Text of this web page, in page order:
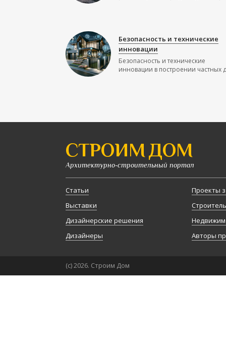
Безопасность и технические
инновации
Безопасность и технические
инновации в построении частных
СТРОИМ ДОМ
Архитектурно-строительный портал
Статьи
Выставки
Дизайнерские решения
Дизайнеры
Проекты
Авторы
(с) 2026. Строим Дом